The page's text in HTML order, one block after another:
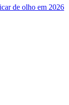
de olho em 2026